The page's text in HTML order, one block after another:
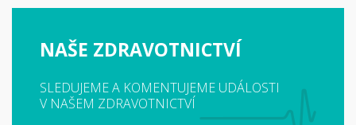
NAŠE ZDRAVOTNICTVÍ
SLEDUJEME A KOMENTUJEME UDÁLOSTI
V NAŠEM ZDRAVOTNICTVÍ